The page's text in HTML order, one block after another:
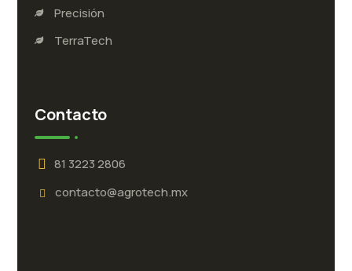
Precisión
TerraTech
Contacto
81 3223 2806
contacto@agrotech.mx